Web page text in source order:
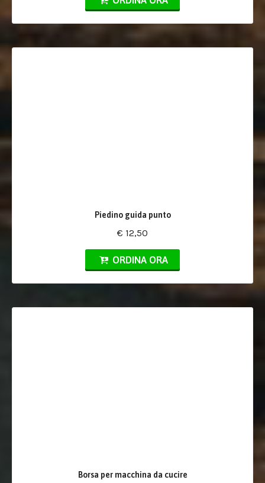
Piedino guida punto
€ 12,50
ORDINA ORA
Borsa per macchina da cucire